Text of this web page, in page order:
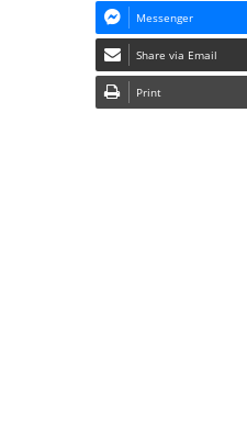
Messenger
Share via Email
Print